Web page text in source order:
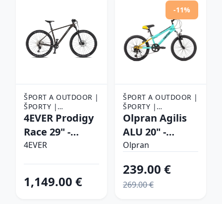
ŠPORT A OUTDOOR |
ŠPORTY |
CYKLISTIKA |
4EVER Prodigy
Race 29" -
model 2026
cm)
4EVER
1,149.00 €
-11%
ŠPORT A OUTDOOR |
ŠPORTY |
CYKLISTIKA |
BICYKLE
Olpran Agilis
ALU 20" -
model 2026
zelená/oranžová/
čierna - 13"
Olpran
239.00 €
269.00 €